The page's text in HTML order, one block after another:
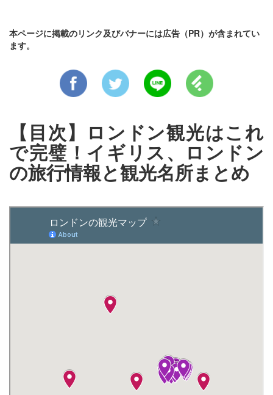
本ページに掲載のリンク及びバナーには広告（PR）が含まれてい
ます。
【目次】ロンドン観光はこれ
で完璧！イギリス、ロンドン
の旅行情報と観光名所まとめ